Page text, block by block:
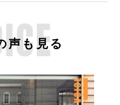
声も見る